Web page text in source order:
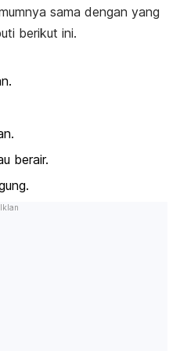
sama dengan yang
berikut ini.
berair.
Iklan